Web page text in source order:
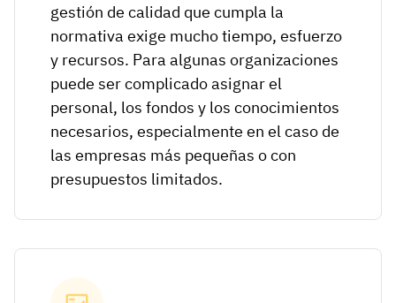
gestión de calidad que cumpla la
normativa exige mucho tiempo, esfuerzo
y recursos. Para algunas organizaciones
puede ser complicado asignar el
personal, los fondos y los conocimientos
necesarios, especialmente en el caso de
las empresas más pequeñas o con
presupuestos limitados.